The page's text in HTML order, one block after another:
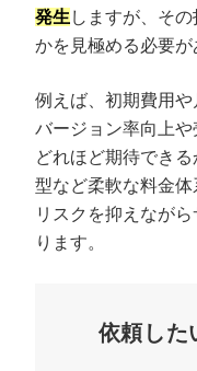
発生 しますが、そ
かを見極める必要が
例えば、初期費用
バージョン率向上
どれほど期待でき
型など柔軟な料金体
リスクを抑えなが
ります。
依頼した